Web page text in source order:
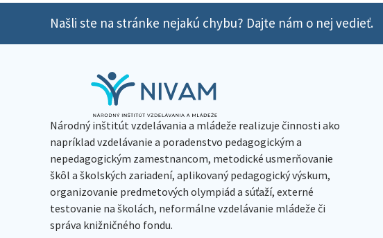
Našli ste na stránke nejakú chybu? Dajte nám o nej vedieť.
Národný inštitút vzdelávania a mládeže realizuje činnosti ako
napríklad vzdelávanie a poradenstvo pedagogickým a
nepedagogickým zamestnancom, metodické usmerňovanie
škôl a školských zariadení, aplikovaný pedagogický výskum,
organizovanie predmetových olympiád a súťaží, externé
testovanie na školách, neformálne vzdelávanie mládeže či
správa knižničného fondu.